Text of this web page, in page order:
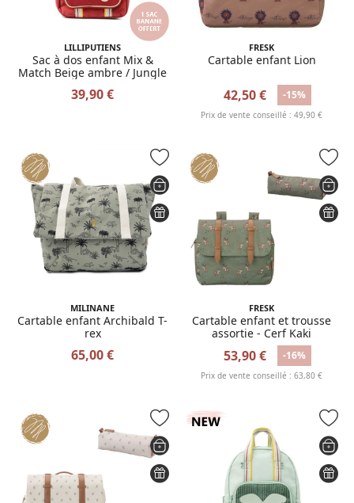
LILLIPUTIENS
Sac à dos enfant Mix &
Match Beige ambre / Jungle
39,90 €
FRESK
Cartable enfant Lion
42,50 € -15%
Prix de vente conseillé : 49,90 €
MILINANE
Cartable enfant Archibald T-
rex
65,00 €
FRESK
Cartable enfant et trousse
assortie - Cerf Kaki
53,90 € -16%
Prix de vente conseillé : 63,80 €